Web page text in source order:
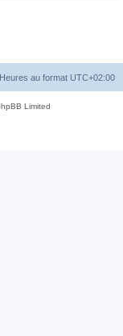
Heures au format UTC+02:00
Limited